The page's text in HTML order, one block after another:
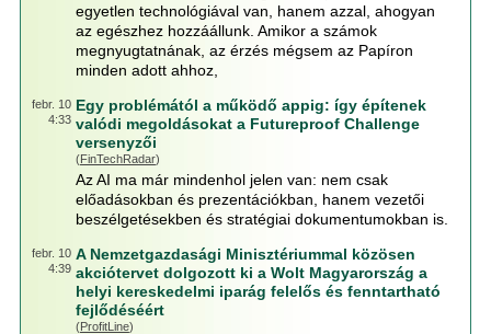
egyetlen technológiával van, hanem azzal, ahogyan
az egészhez hozzáállunk. Amikor a számok
megnyugtatnának, az érzés mégsem az Papíron
minden adott ahhoz,
febr. 10
4:33
Egy problémától a működő appig: így építenek
valódi megoldásokat a Futureproof Challenge
versenyzői
(FinTechRadar)
Az AI ma már mindenhol jelen van: nem csak
előadásokban és prezentációkban, hanem vezetői
beszélgetésekben és stratégiai dokumentumokban is.
febr. 10
4:39
A Nemzetgazdasági Minisztériummal közösen
akciótervet dolgozott ki a Wolt Magyarország a
helyi kereskedelmi iparág felelős és fenntartható
fejlődéséért
(ProfitLine)